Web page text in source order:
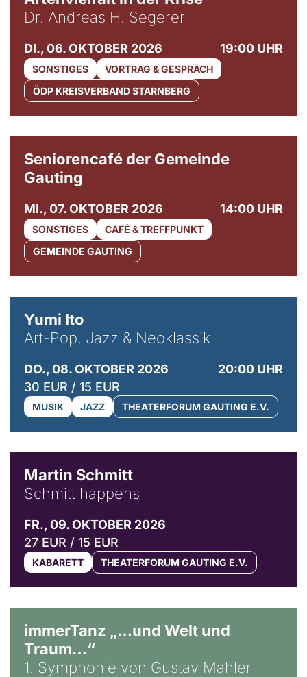
Dr. Andreas H. Segerer
DI., 06. OKTOBER 2026 19:00 UHR
SONSTIGES
VORTRAG & GESPRÄCH
ÖDP KREISVERBAND STARNBERG
Seniorencafé der Gemeinde
Gauting
MI., 07. OKTOBER 2026 14:00 UHR
SONSTIGES
CAFÉ & TREFFPUNKT
GEMEINDE GAUTING
Yumi Ito
Art-Pop, Jazz & Neoklassik
DO., 08. OKTOBER 2026
20:00 UHR
30 EUR / 15 EUR
MUSIK JAZZ THEATERFORUM GAUTING E.V.
Martin Schmitt
Schmitt happens
FR., 09. OKTOBER 2026
27 EUR / 15 EUR
KABARETT THEATERFORUM GAUTING E.V.
immerTanz „…und Welt und
Traum…“
1. Symphonie von Gustav Mahler